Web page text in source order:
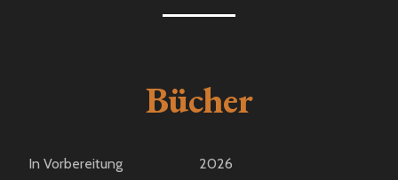
Bücher
In Vorbereitung 2026